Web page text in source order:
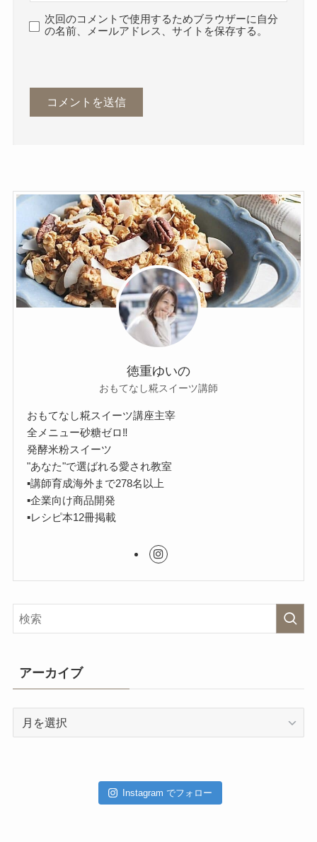
次回のコメントで使用するためブラウザーに自分
の名前、メールアドレス、サイトを保存する。
徳重ゆいの
おもてなし糀スイーツ講師
おもてなし糀スイーツ講座主宰
全メニュー砂糖ゼロ‼︎
発酵米粉スイーツ
"あなた"で選ばれる愛され教室
▪︎講師育成海外まで278名以上
▪︎企業向け商品開発
▪︎レシピ本12冊掲載
アーカイブ
Instagram でフォロー